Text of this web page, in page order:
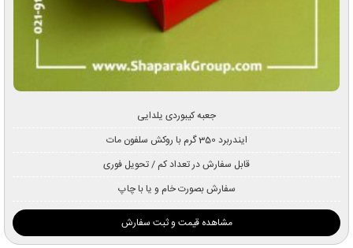
جعبه کیبوردی یلدایی
ایندربرد 350 گرم با روکش سلفون مات
قابل سفارش در تعداد کم / تحویل فوری
سفارش بصورت خام و یا با چاپ
مشاهده قیمت و ثبت سفارش